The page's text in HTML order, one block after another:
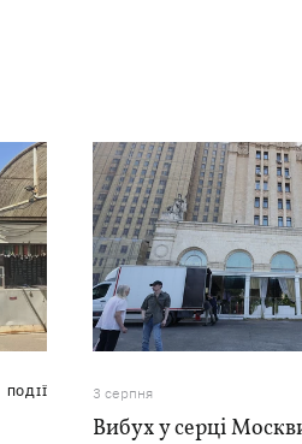
ПОДІЇ 3 серпня
Вибух у серці